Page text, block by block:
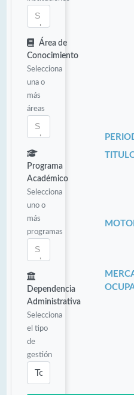
Área de
Conocimiento
Selecciona
una o
más
áreas
Programa
Académico
Selecciona
uno o
más
programas
Dependencia
Administrativa
Selecciona
el tipo
de
gestión